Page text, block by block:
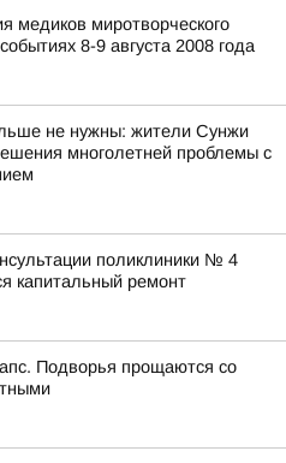
медиков миротворческого
8-9 августа 2008 года
не нужны: жители Сунжи
многолетней проблемы с
поликлиники № 4
капитальный ремонт
Подворья прощаются со